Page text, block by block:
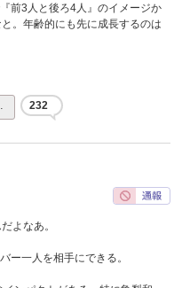
前3人と後ろ4人』のイメージか
。年齢的にも先に成長するのは
232
よなあ。
ー一人を相手にできる。